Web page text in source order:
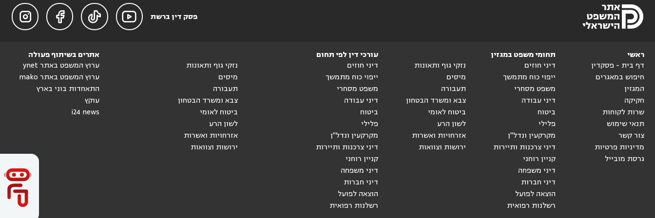
פסק דין ברשת 



ראשי
דף בית - פסקדין
חיפוש במאגרים
המגזין
חקיקה
שרות לקוחות
תנאי שימוש
צור קשר
מדיניות פרטיות
גרסת מובייל
תחומי משפט במגזין
דיני חוזים
ייפוי כוח מתמשך
משפט מסחרי
דיני עבודה
ביטוח
פלילי
מקרקעין ונדל"ן
דיני צרכנות ותיירות
קניין רוחני
דיני משפחה
דיני חברות
הוצאה לפועל
רשלנות רפואית
נזקי גוף ותאונות
מיסים
תעבורה
צבא ומשרד הבטחון
ביטוח לאומי
לשון הרע
אזרחויות ואשרות
ירושות וצוואות
עורכי דין לפי תחום
דיני חוזים
ייפוי כוח מתמשך
משפט מסחרי
דיני עבודה
ביטוח
פלילי
מקרקעין ונדל"ן
דיני צרכנות ותיירות
קניין רוחני
דיני משפחה
דיני חברות
הוצאה לפועל
רשלנות רפואית
נזקי גוף ותאונות
מיסים
תעבורה
צבא ומשרד הבטחון
ביטוח לאומי
לשון הרע
אזרחויות ואשרות
ירושות וצוואות
אתרים בשיתוף פעולה
ערוץ המשפט באתר ynet
ערוץ המשפט באתר mako
התאחדות בוני בארץ
עוקץ
i24 news